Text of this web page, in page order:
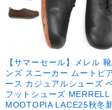
【サマーセール】メレル
ンズ スニーカー ムートピ
ース カジュアルシューズ
フットシューズ MERRELL
MOOTOPIA LACE25秋冬